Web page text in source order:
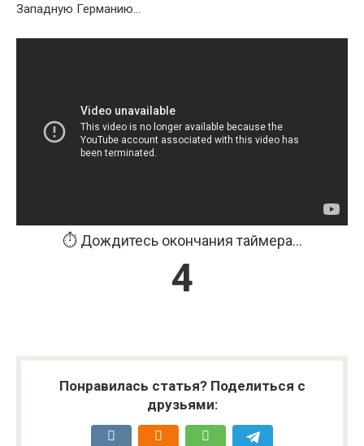
Западную Германию…
⏱️ Дождитесь окончания таймера...
3
Понравилась статья? Поделиться с
друзьями: